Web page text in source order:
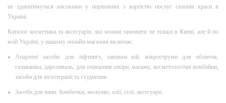
не здаватимуться високими у порівнянні з вартістю послуг салонів краси в
Україні.
Каталог косметики та аксесуарів, які можна замовити не тільки в Києві, але й по
всій Україні, у нашому онлайн-магазині включає:
Апаратні засоби: для ліфтингу, завивки вій, мікроструми для обличчя,
гальваніка, дарсонваль, для очищення шкіри, масажу, косметологічні комбайни,
засоби для мезотерапії та схуднення.
Засоби для ванн: бомбочки, молочко, олії, гелі, аксесуари.